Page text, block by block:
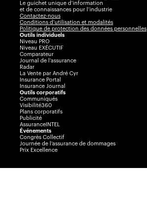
Le guichet unique d’information
et de connaissances pour l’industrie
Contactez-nous
Conditions d’utilisation et modalités
Politique de protection des données personnelles
Outils individuels
Niveau PRO
Niveau EXÉCUTIF
Comparateur
Journal de l’assurance
Radar
La Vente par André Cyr
Insurance Portal
Insurance Journal
Outils corporatifs
Communiqués
Visibilité360
Plans corporatifs
Publicité
AssuranceINTEL
Événements
Congrès Collectif
Journée de l’assurance de dommages
Prix Excellence